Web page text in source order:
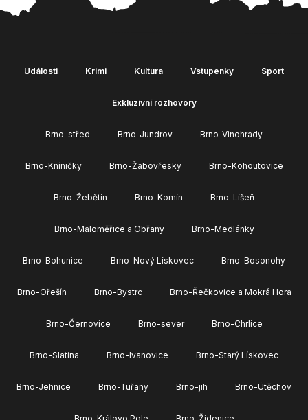
Události Krimi Kultura Vstupenky Sport
Exkluzivní rozhovory
Brno-střed Brno-Jundrov Brno-Vinohrady
Brno-Kníničky Brno-Žabovřesky Brno-Kohoutovice
Brno-Žebětín Brno-Komín Brno-Líšeň
Brno-Maloměřice a Obřany Brno-Medlánky
Brno-Bohunice Brno-Nový Lískovec Brno-Bosonohy
Brno-Ořešín Brno-Bystrc Brno-Řečkovice a Mokrá Hora
Brno-Černovice Brno-sever Brno-Chrlice
Brno-Slatina Brno-Ivanovice Brno-Starý Lískovec
Brno-Jehnice Brno-Tuřany Brno-jih Brno-Útěchov